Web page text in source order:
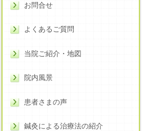
お問合せ
よくあるご質問
当院ご紹介・地図
院内風景
患者さまの声
鍼灸による治療法の紹介